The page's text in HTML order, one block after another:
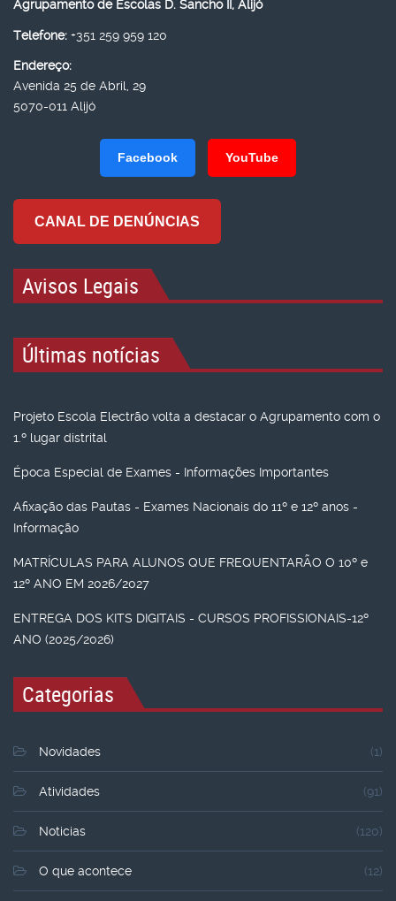
Agrupamento de Escolas D. Sancho II, Alijó
Telefone: +351 259 959 120
Endereço:
Avenida 25 de Abril, 29
5070-011 Alijó
Facebook YouTube
CANAL DE DENÚNCIAS
Avisos Legais
Últimas notícias
Projeto Escola Electrão volta a destacar o Agrupamento com o
1.º lugar distrital
Época Especial de Exames - Informações Importantes
Afixação das Pautas - Exames Nacionais do 11º e 12º anos -
Informação
MATRÍCULAS PARA ALUNOS QUE FREQUENTARÃO O 10º e
12º ANO EM 2026/2027
ENTREGA DOS KITS DIGITAIS - CURSOS PROFISSIONAIS-12º
ANO (2025/2026)
Categorias
Novidades (1)
Atividades (91)
Noticias (120)
O que acontece (12)